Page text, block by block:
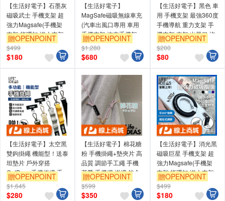
【生活好電子】石墨灰
磁吸武士 手機支架 超
強力Magsafe(手機架
支架 指環扣 懶人支架
磁吸支架 背貼支架)
贈OPENPOINT
$499
$180
【生活好電子】
MagSafe磁吸無線車充
(汽車出風口專用 車用
手機支架 汽車手機架
車載支架) 黑色
贈OPENPOINT
$1,280
$680
【生活好電子】黑色 車
用 手機支架 最強360度
手機導航 重力支架 手
機支架 車架 出風口 汽
車支架 廚房立架
贈OPENPOINT
$200
$80
【生活好電子】太空黑
雙鉤掛繩 機能型！送泰
坦墊片 戶外穿搭
OutDoor 手機掛繩 手
機背帶 手機繩 掛繩
贈OPENPOINT
$1,645
$280
【生活好電子】棉花糖
粉 手機掛繩+墊夾片 高
品質 調節手工繩 手機
背帶 手機繩 掛繩 鋅合
金 絕不生鏽！
贈OPENPOINT
$599
$350
【生活好電子】消光黑
磁吸巨星 手機支架 超
強力Magsafe(手機架
支架 指環扣 懶人支架
磁吸支架 背貼支架)
贈OPENPOINT
$499
$180